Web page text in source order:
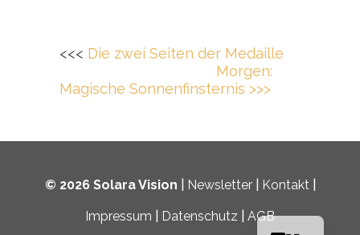
<<< Die zwei Seiten der Medaille
Morgen:
Magische Sonnenfinsternis >>>
© 2026 Solara Vision Newsletter| Kontakt|
Impressum Datenschutz AGB